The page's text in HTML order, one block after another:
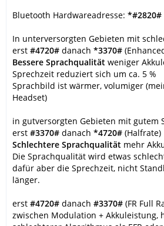
Bluetooth Hardwareadresse: *#2820#
In unterversorgten Gebieten mit
erst #4720# danach *3370#
Bessere Sprachqualität weniger
Sprechzeit reduziert sich um ca. 5 %
Sprachbild ist wärmer, volumiger
Headset)
in gutversorgten Gebieten mit gutem
erst #3370# danach *4720# (Halfrate)
Schlechtere Sprachqualität mehr
Die Sprachqualität wird etwas
dafür aber die Sprechzeit, nicht
länger.
erst #4720# danach #3370# (FR Full
zwischen Modulation + Akkuleistung,